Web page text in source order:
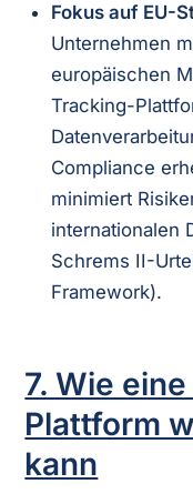
Fokus auf EU-
Unternehmen
europäischen
Tracking-
Compliance
minimiert
internationalen
Schrems II-
Framework).
7. Wie
Plattform
kann